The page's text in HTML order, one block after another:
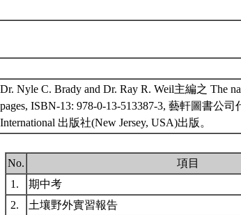
Dr. Nyle C. Brady and Dr. Ray R. Weil主編之 The
pages, ISBN-13: 978-0-13-513387-3, 藝軒圖書公
International 出版社(New Jersey, USA)出版。
No. 項目
1.
期中考
2.
土壤野外實習報告